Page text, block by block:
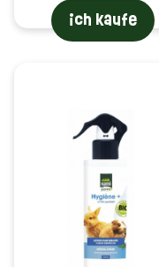
diese
Ihres Frettchens
speziellen
Uringerüche
wirken, indem sie
neutralisieren
unangenehmen
Für eine
den Käfig vor der
ich kaufe